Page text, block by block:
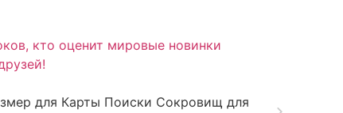
кто оценит мировые новинки